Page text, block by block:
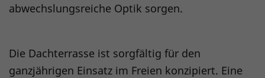
abwechslungsreiche Optik sorgen.
Die Dachterrasse ist sorgfältig für den
ganzjährigen Einsatz im Freien konzipiert. Eine